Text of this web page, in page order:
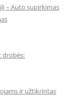
– Auto supirkimas
drobės:
ir užtikrintas